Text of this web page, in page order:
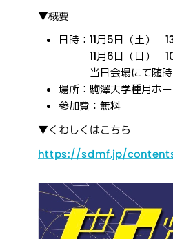
▼概要
日時：11月5日（土）
11月6日（日）
当日会場にて随時
場所：駒澤大学種月ホ
参加費：無料
▼くわしくはこちら
https://sdmf.jp/